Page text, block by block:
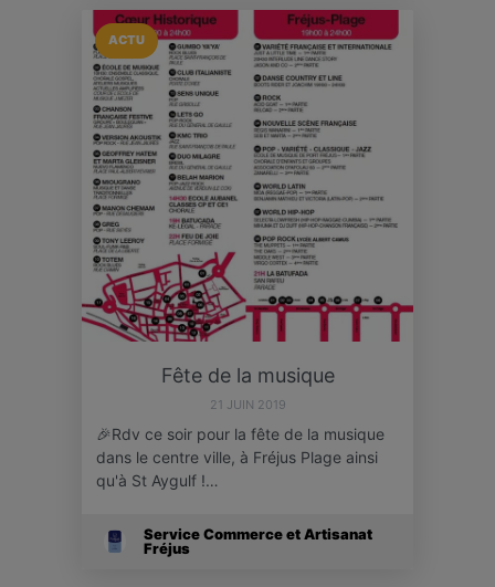
ACTU
Fête de la musique
21 JUIN 2019
🎉Rdv ce soir pour la fête de la musique
dans le centre ville, à Fréjus Plage ainsi
qu'à St Aygulf !…
Service Commerce et Artisanat
Fréjus